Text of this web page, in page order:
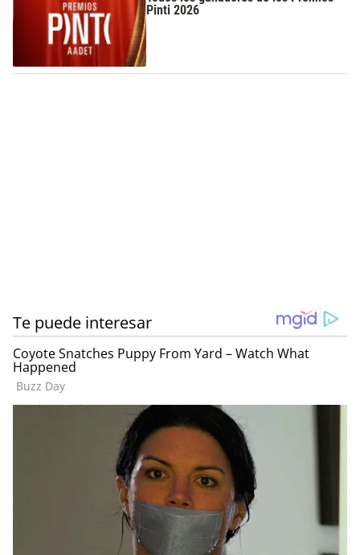
Pinti 2026